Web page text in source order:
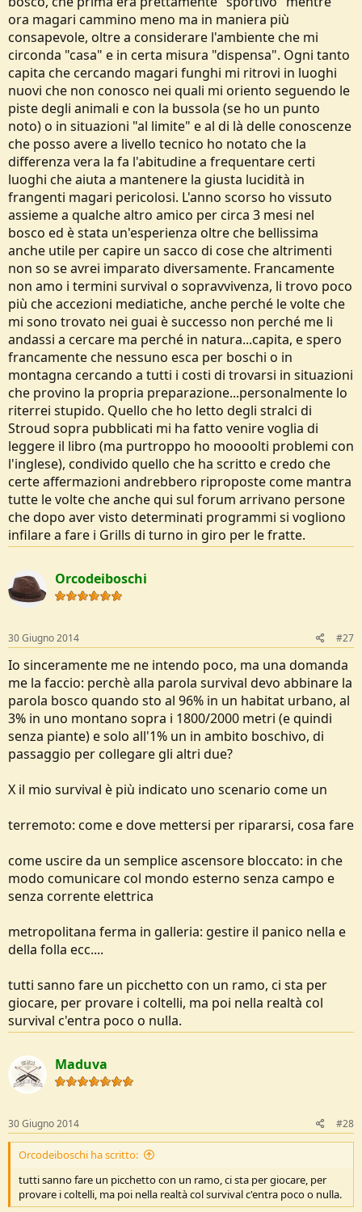
ora magari cammino meno ma in maniera più
consapevole, oltre a considerare l'ambiente che mi
circonda "casa" e in certa misura "dispensa". Ogni tanto
capita che cercando magari funghi mi ritrovi in luoghi
nuovi che non conosco nei quali mi oriento seguendo le
piste degli animali e con la bussola (se ho un punto
noto) o in situazioni "al limite" e al di là delle conoscenze
che posso avere a livello tecnico ho notato che la
differenza vera la fa l'abitudine a frequentare certi
luoghi che aiuta a mantenere la giusta lucidità in
frangenti magari pericolosi. L'anno scorso ho vissuto
assieme a qualche altro amico per circa 3 mesi nel
bosco ed è stata un'esperienza oltre che bellissima
anche utile per capire un sacco di cose che altrimenti
non so se avrei imparato diversamente. Francamente
non amo i termini survival o sopravvivenza, li trovo poco
più che accezioni mediatiche, anche perché le volte che
mi sono trovato nei guai è successo non perché me li
andassi a cercare ma perché in natura...capita, e spero
francamente che nessuno esca per boschi o in
montagna cercando a tutti i costi di trovarsi in situazioni
che provino la propria preparazione...personalmente lo
riterrei stupido. Quello che ho letto degli stralci di
Stroud sopra pubblicati mi ha fatto venire voglia di
leggere il libro (ma purtroppo ho moooolti problemi con
l'inglese), condivido quello che ha scritto e credo che
certe affermazioni andrebbero riproposte come mantra
tutte le volte che anche qui sul forum arrivano persone
che dopo aver visto determinati programmi si vogliono
infilare a fare i Grills di turno in giro per le fratte.
Orcodeiboschi
30 Giugno 2014 #27
Io sinceramente me ne intendo poco, ma una domanda
me la faccio: perchè alla parola survival devo abbinare la
parola bosco quando sto al 96% in un habitat urbano, al
3% in uno montano sopra i 1800/2000 metri (e quindi
senza piante) e solo all'1% un in ambito boschivo, di
passaggio per collegare gli altri due?
X il mio survival è più indicato uno scenario come un
terremoto: come e dove mettersi per ripararsi, cosa fare
come uscire da un semplice ascensore bloccato: in che
modo comunicare col mondo esterno senza campo e
senza corrente elettrica
metropolitana ferma in galleria: gestire il panico nella e
della folla ecc....
tutti sanno fare un picchetto con un ramo, ci sta per
giocare, per provare i coltelli, ma poi nella realtà col
survival c'entra poco o nulla.
Maduva
30 Giugno 2014 #28
Orcodeiboschi ha scritto:
tutti sanno fare un picchetto con un ramo, ci sta per giocare, per
provare i coltelli, ma poi nella realtà col survival c'entra poco o nulla.